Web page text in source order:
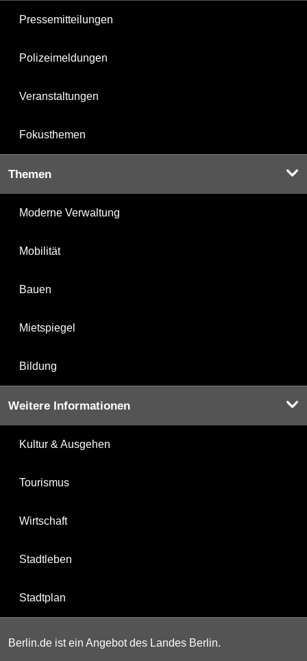
Pressemitteilungen
Polizeimeldungen
Veranstaltungen
Fokusthemen
Themen
Moderne Verwaltung
Mobilität
Bauen
Mietspiegel
Bildung
Weitere Informationen
Kultur & Ausgehen
Tourismus
Wirtschaft
Stadtleben
Stadtplan
Berlin.de ist ein Angebot des Landes Berlin.